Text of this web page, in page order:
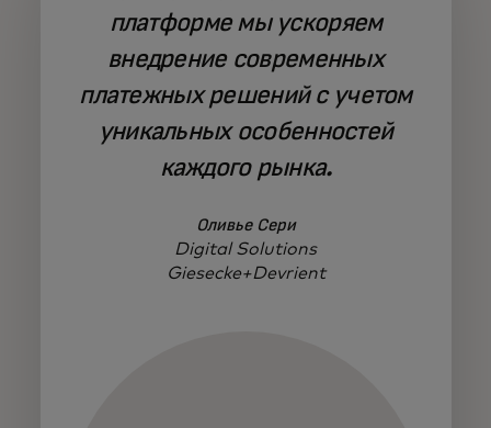
платформе мы ускоряем
внедрение современных
платежных решений с учетом
уникальных особенностей
каждого рынка.
Оливье Сери
Digital Solutions
Giesecke+Devrient